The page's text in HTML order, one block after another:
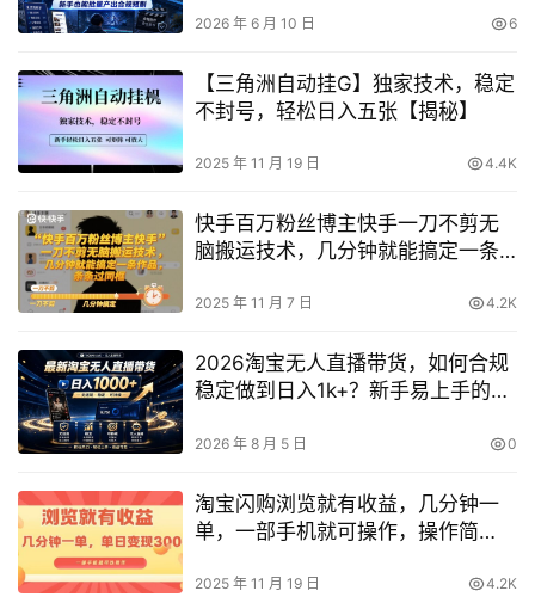
合规短剧
2026 年 6 月 10 日 6
【三角洲自动挂G】独家技术，稳定
不封号，轻松日入五张【揭秘】
2025 年 11 月 19 日 4.4K
快手百万粉丝博主快手一刀不剪无
脑搬运技术，几分钟就能搞定一条
2025 年 11 月 7 日 4.2K
2026淘宝无人直播带货，如何合规
稳定做到日入1k+？新手易上手的可
2026 年 8 月 5 日 0
淘宝闪购浏览就有收益，几分钟一
单，一部手机就可操作，操作简
2025 年 11 月 19 日 4.2K